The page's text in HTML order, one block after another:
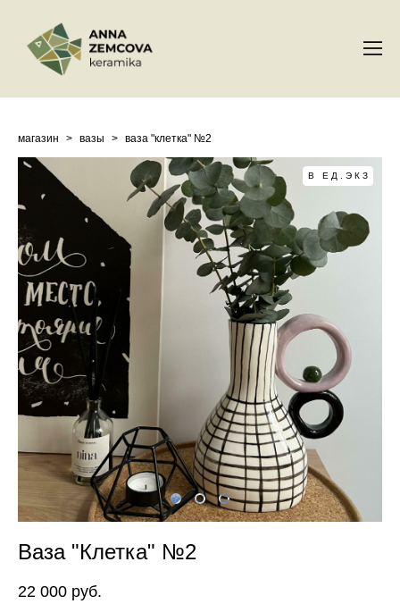
магазин > вазы > ваза "клетка" №2
В ЕД.ЭКЗ
Ваза "Клетка" №2
22 000 pуб.